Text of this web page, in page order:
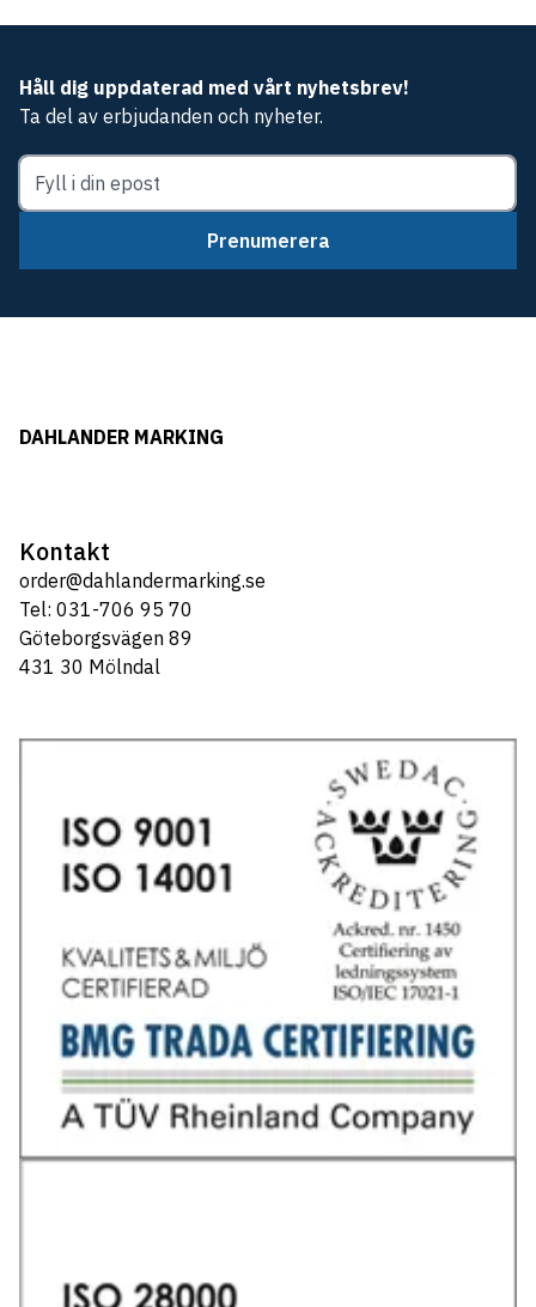
Håll dig uppdaterad med vårt nyhetsbrev!
Ta del av erbjudanden och nyheter.
Prenumerera
DAHLANDER MARKING
Kontakt
order@dahlandermarking.se
Tel: 031-706 95 70
Göteborgsvägen 89
431 30 Mölndal